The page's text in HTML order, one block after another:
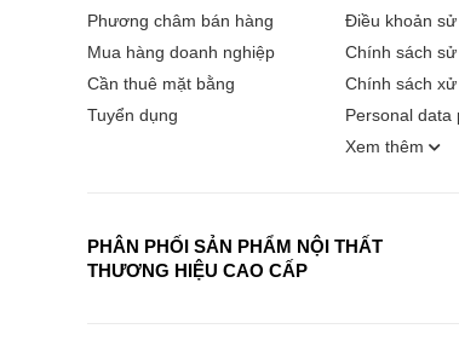
Phương châm bán hàng
Mua hàng doanh nghiệp
Cần thuê mặt bằng
Tuyển dụng
Điều khoản sử
Chính sách
Chính sách
Personal data
Xem thêm
PHÂN PHỐI SẢN PHẨM NỘI THẤT
THƯƠNG HIỆU CAO CẤP